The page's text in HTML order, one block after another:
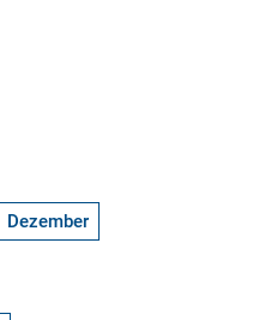
Dezember